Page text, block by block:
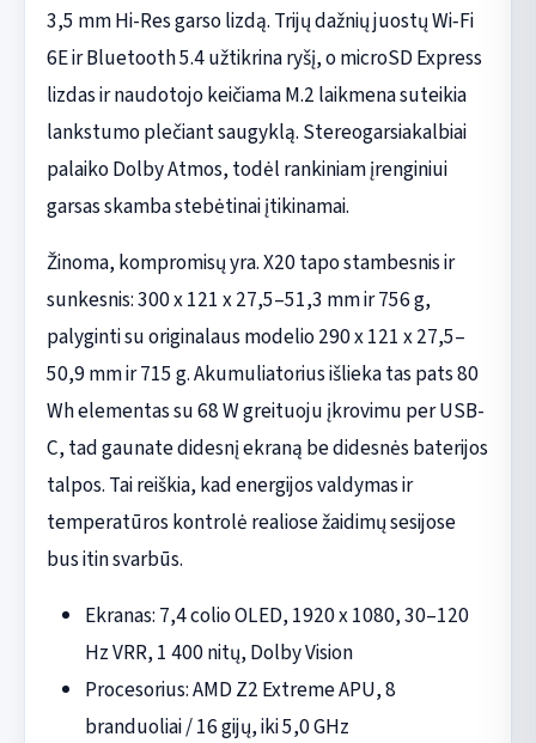
3,5 mm Hi-Res garso lizdą. Trijų dažnių juostų Wi‑Fi
6E ir Bluetooth 5.4 užtikrina ryšį, o microSD Express
lizdas ir naudotojo keičiama M.2 laikmena suteikia
lankstumo plečiant saugyklą. Stereogarsiakalbiai
palaiko Dolby Atmos, todėl rankiniam įrenginiui
garsas skamba stebėtinai įtikinamai.
Žinoma, kompromisų yra. X20 tapo stambesnis ir
sunkesnis: 300 x 121 x 27,5–51,3 mm ir 756 g,
palyginti su originalaus modelio 290 x 121 x 27,5–
50,9 mm ir 715 g. Akumuliatorius išlieka tas pats 80
Wh elementas su 68 W greituoju įkrovimu per USB-
C, tad gaunate didesnį ekraną be didesnės baterijos
talpos. Tai reiškia, kad energijos valdymas ir
temperatūros kontrolė realiose žaidimų sesijose
bus itin svarbūs.
Ekranas: 7,4 colio OLED, 1920 x 1080, 30–120
Hz VRR, 1 400 nitų, Dolby Vision
Procesorius: AMD Z2 Extreme APU, 8
branduoliai / 16 gijų, iki 5,0 GHz